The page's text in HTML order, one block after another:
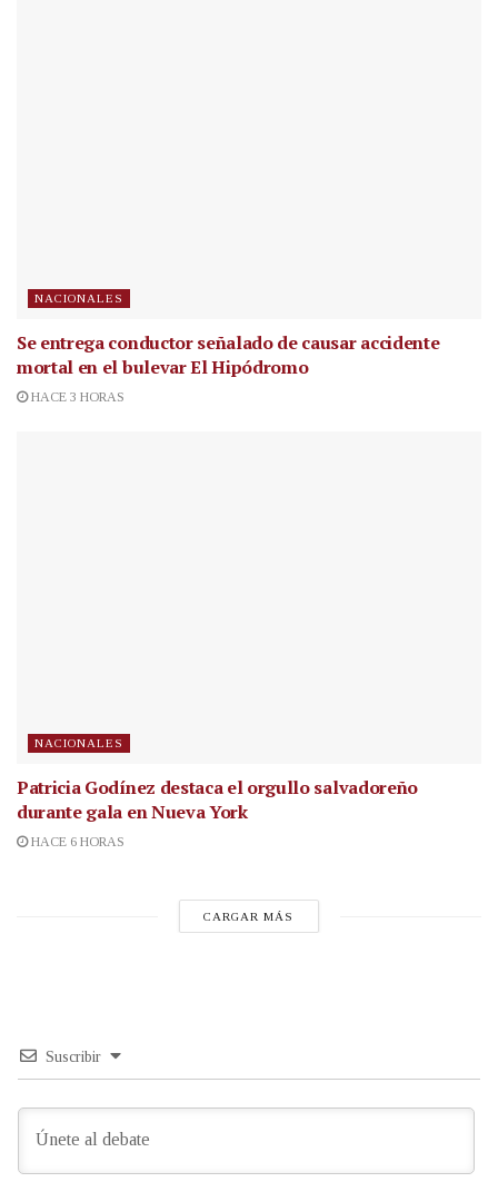
NACIONALES
Se entrega conductor señalado de causar accidente
mortal en el bulevar El Hipódromo
HACE 3 HORAS
NACIONALES
Patricia Godínez destaca el orgullo salvadoreño
durante gala en Nueva York
HACE 6 HORAS
CARGAR MÁS
Suscribir